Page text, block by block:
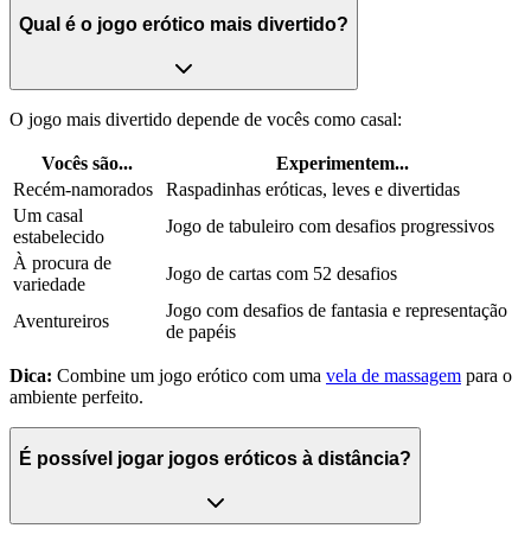
Qual é o jogo erótico mais divertido?
O jogo mais divertido depende de vocês como casal:
Vocês são...
Experimentem...
Recém-namorados
Raspadinhas eróticas, leves e divertidas
Um casal
estabelecido
Jogo de tabuleiro com desafios progressivos
À procura de
variedade
Jogo de cartas com 52 desafios
Aventureiros
Jogo com desafios de fantasia e representação
de papéis
Dica: Combine um jogo erótico com uma vela de massagem para o
ambiente perfeito.
É possível jogar jogos eróticos à distância?